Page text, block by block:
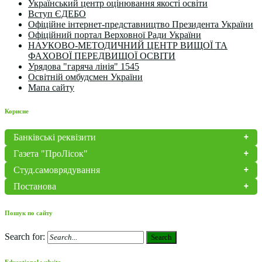
Український центр оцінювання якості освіти
Вступ ЄДЕБО
Офіційне інтернет-представництво Президента України
Офіційний портал Верховної Ради України
НАУКОВО-МЕТОДИЧНИЙ ЦЕНТР ВИЩОЇ ТА
ФАХОВОЇ ПЕРЕДВИЩОЇ ОСВІТИ
Урядова "гаряча лінія" 1545
Освітній омбудсмен України
Мапа сайту
Корисне
Банківські реквізити
Газета "ПроЛісок"
Студ.самоврядування
Постанова
Пошук по сайту
Search for: Search